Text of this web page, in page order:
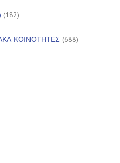
(182)
ΚΟΙΝΟΤΗΤΕΣ (688)